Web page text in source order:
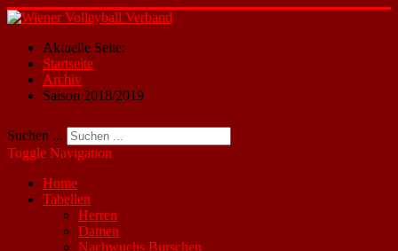
Aktuelle Seite:
Startseite
Archiv
Saison 2018/2019
Suchen ...
Toggle Navigation
Home
Tabellen
Herren
Damen
Nachwuchs Burschen